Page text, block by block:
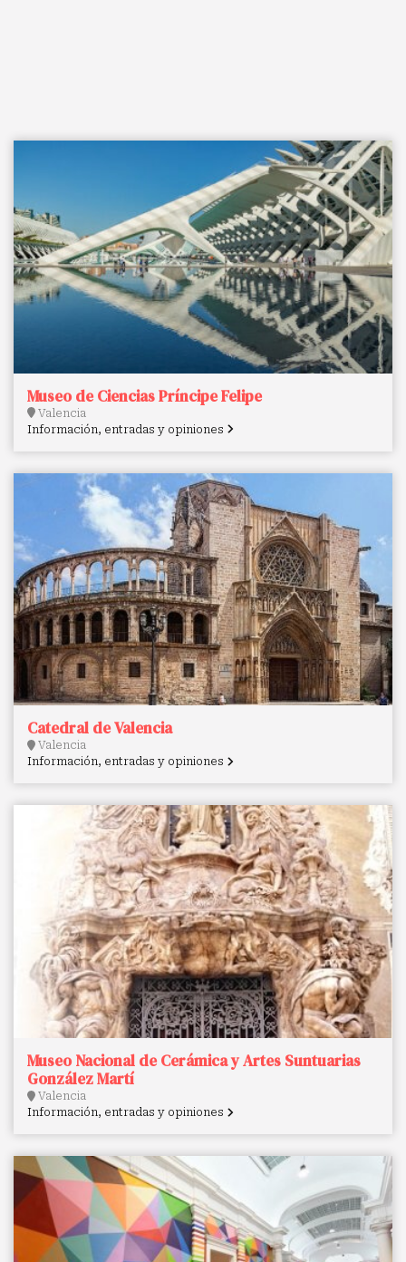
Museo de Ciencias Príncipe Felipe
Valencia
Información, entradas y opiniones
Catedral de Valencia
Valencia
Información, entradas y opiniones
Museo Nacional de Cerámica y Artes Suntuarias
González Martí
Valencia
Información, entradas y opiniones